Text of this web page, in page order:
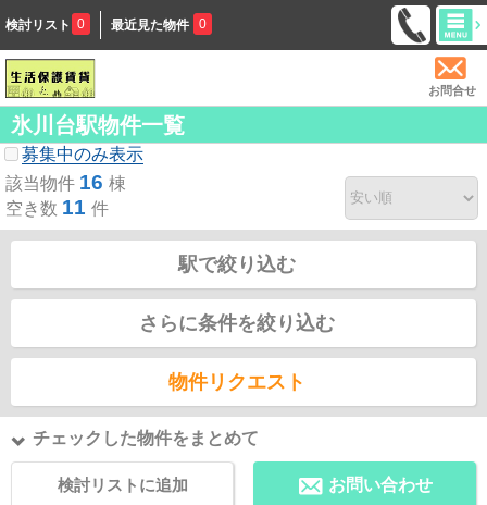
検討リスト 0 最近見た物件 0
お問合せ
氷川台駅物件一覧
募集中のみ表示
該当物件 16 棟
空き数 11 件
駅で絞り込む
さらに条件を絞り込む
物件リクエスト
チェックした物件をまとめて
検討リストに追加 お問い合わせ